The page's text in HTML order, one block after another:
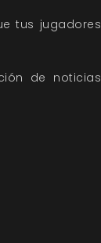
tus jugadores
de noticias